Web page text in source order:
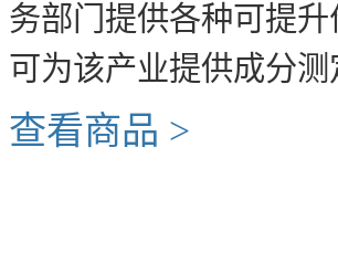
务部门提供各种可提
可为该产业提供成分
查看商品 >